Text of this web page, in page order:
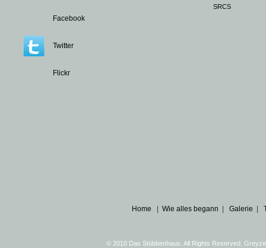
Facebook
Twitter
Flickr
SRCS
Home |Wie alles begann |Galerie |
© 2010 Das Stübbenhaus. All Rights Reserved.